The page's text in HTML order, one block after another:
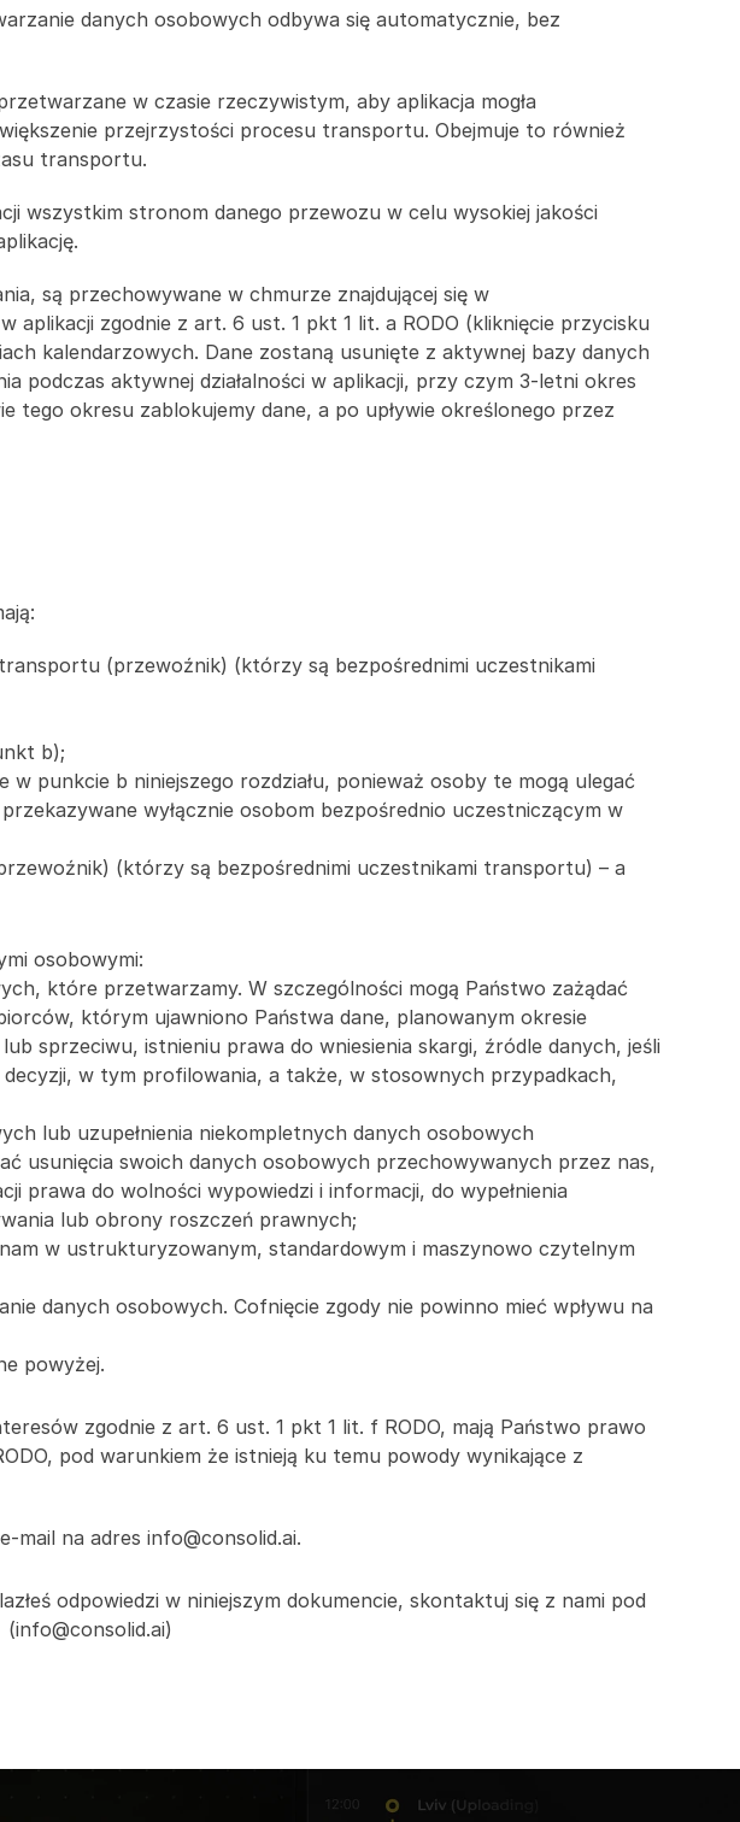
danych osobowych odbywa się automatycznie, bez
w czasie rzeczywistym, aby aplikacja mogła
przejrzystości procesu transportu. Obejmuje to również
transportu.
wszystkim stronom danego przewozu w celu wysokiej jakości
są przechowywane w chmurze znajdującej się w
zgodnie z art. 6 ust. 1 pkt 1 lit. a RODO (kliknięcie przycisku
kalendarzowych. Dane zostaną usunięte z aktywnej bazy danych
podczas aktywnej działalności w aplikacji, przy czym 3-letni okres
tego okresu zablokujemy dane, a po upływie określonego przez
(przewoźnik) (którzy są bezpośrednimi uczestnikami
b);
punkcie b niniejszego rozdziału, ponieważ osoby te mogą ulegać
wyłącznie osobom bezpośrednio uczestniczącym w
(którzy są bezpośrednimi uczestnikami transportu) – a
osobowymi:
które przetwarzamy. W szczególności mogą Państwo zażądać
którym ujawniono Państwa dane, planowanym okresie
sprzeciwu, istnieniu prawa do wniesienia skargi, źródle danych, jeśli
w tym profilowania, a także, w stosownych przypadkach,
lub uzupełnienia niekompletnych danych osobowych
usunięcia swoich danych osobowych przechowywanych przez nas,
prawa do wolności wypowiedzi i informacji, do wypełnienia
lub obrony roszczeń prawnych;
w ustrukturyzowanym, standardowym i maszynowo czytelnym
danych osobowych. Cofnięcie zgody nie powinno mieć wpływu na
powyżej.
zgodnie z art. 6 ust. 1 pkt 1 lit. f RODO, mają Państwo prawo
pod warunkiem że istnieją ku temu powody wynikające z
na adres info@consolid.ai.
odpowiedzi w niniejszym dokumencie, skontaktuj się z nami pod